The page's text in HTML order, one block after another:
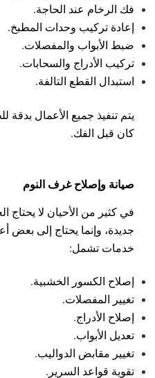
فك الرخام عند الحاجة.
إعادة تركيب وحدات المطبخ.
ضبط الأبواب والمفصلات.
تركيب الأدراج والسحابات.
استبدال القطع التالفة.
يتم تنفيذ جميع الأعمال بدقة
كان قبل الفك.
صيانة وإصلاح غرف النوم
في كثير من الأحيان لا يحتاج
جديدة، وإنما يحتاج إلى بعض
خدمات تشمل:
إصلاح الكسور الخشبية.
تغيير المفصلات.
إصلاح الأدراج.
تعديل الأبواب.
تغيير مقابض الدواليب.
تقوية قواعد السرير.